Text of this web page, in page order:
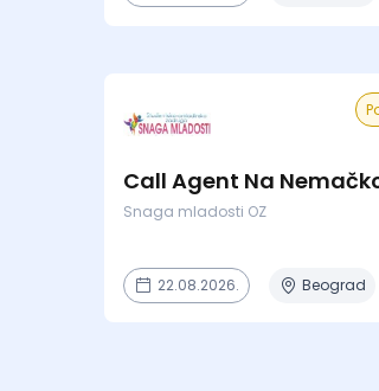
Call Agent Na
Snaga mladosti OZ
22.08.2026. Beograd